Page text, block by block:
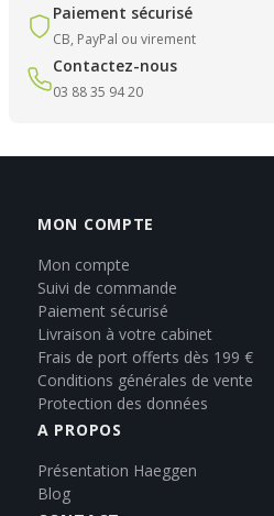
Paiement sécurisé
CB, PayPal ou virement
Contactez-nous
03 88 35 94 20
MON COMPTE
Mon compte
Suivi de commande
Paiement sécurisé
Livraison à votre cabinet
Frais de port offerts dès 199 €
Conditions générales de vente
Protection des données
A PROPOS
Présentation Haeggen
Blog